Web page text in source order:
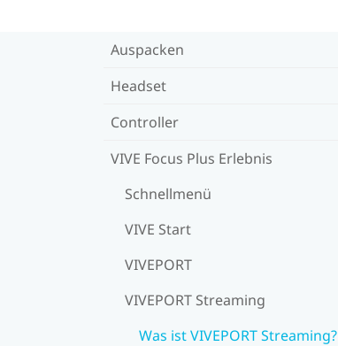
Auspacken
Headset
Controller
VIVE Focus Plus Erlebnis
Schnellmenü
VIVE Start
VIVEPORT
VIVEPORT Streaming
Was ist VIVEPORT Streaming?